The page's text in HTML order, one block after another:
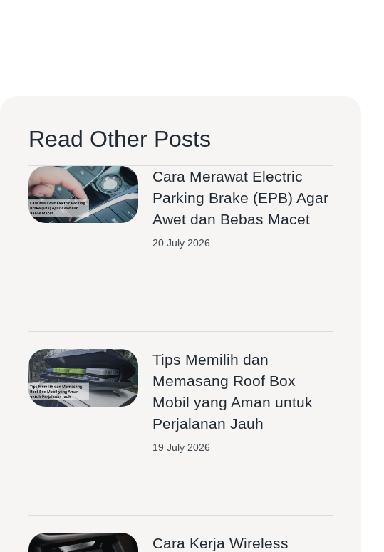
Read Other Posts
Cara Merawat Electric
Parking Brake (EPB) Agar
Awet dan Bebas Macet
20 July 2026
Tips Memilih dan
Memasang Roof Box
Mobil yang Aman untuk
Perjalanan Jauh
19 July 2026
Cara Kerja Wireless